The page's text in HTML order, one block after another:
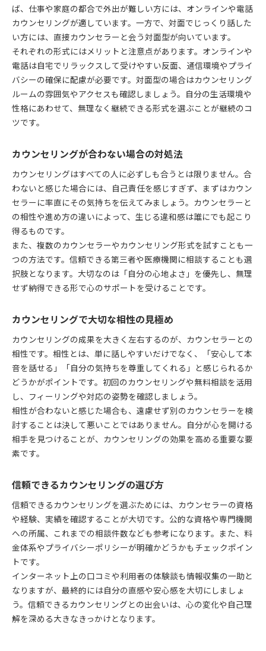
ば、仕事や家庭の都合で外出が難しい方には、オンラインや電話
カウンセリングが適しています。一方で、対面でじっくり話した
い方には、直接カウンセラーと会う対面型が向いています。
それぞれの形式にはメリットと注意点があります。オンラインや
電話は自宅でリラックスして受けやすい反面、通信環境やプライ
バシーの確保に配慮が必要です。対面型の場合はカウンセリング
ルームの雰囲気やアクセスも確認しましょう。自分の生活環境や
性格にあわせて、無理なく継続できる形式を選ぶことが継続のコ
ツです。
カウンセリングが合わない場合の対処法
カウンセリングはすべての人に必ずしも合うとは限りません。合
わないと感じた場合には、自己責任を感じすぎず、まずはカウン
セラーに率直にその気持ちを伝えてみましょう。カウンセラーと
の相性や進め方の違いによって、生じる違和感は誰にでも起こり
得るものです。
また、複数のカウンセラーやカウンセリング形式を試すことも一
つの方法です。信頼できる第三者や医療機関に相談することも選
択肢となります。大切なのは「自分の心地よさ」を優先し、無理
せず納得できる形で心のサポートを受けることです。
カウンセリングで大切な相性の見極め
カウンセリングの成果を大きく左右するのが、カウンセラーとの
相性です。相性とは、単に話しやすいだけでなく、「安心して本
音を話せる」「自分の気持ちを尊重してくれる」と感じられるか
どうかがポイントです。初回のカウンセリングや無料相談を活用
し、フィーリングや対応の姿勢を確認しましょう。
相性が合わないと感じた場合も、遠慮せず別のカウンセラーを検
討することは決して悪いことではありません。自分が心を開ける
相手を見つけることが、カウンセリングの効果を高める重要な要
素です。
信頼できるカウンセリングの選び方
信頼できるカウンセリングを選ぶためには、カウンセラーの資格
や経験、実績を確認することが大切です。公的な資格や専門機関
への所属、これまでの相談件数なども参考になります。また、料
金体系やプライバシーポリシーが明確かどうかもチェックポイン
トです。
インターネット上の口コミや利用者の体験談も情報収集の一助と
なりますが、最終的には自分の直感や安心感を大切にしましょ
う。信頼できるカウンセリングとの出会いは、心の変化や自己理
解を深める大きなきっかけとなります。